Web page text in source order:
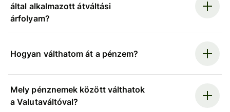
által alkalmazott átváltási
árfolyam?
Hogyan válthatom át a pénzem?
Mely pénznemek között válthatok
a Valutaváltóval?